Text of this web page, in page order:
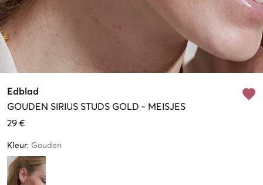
Edblad
GOUDEN SIRIUS STUDS GOLD - MEISJES
29 €
Kleur: Gouden